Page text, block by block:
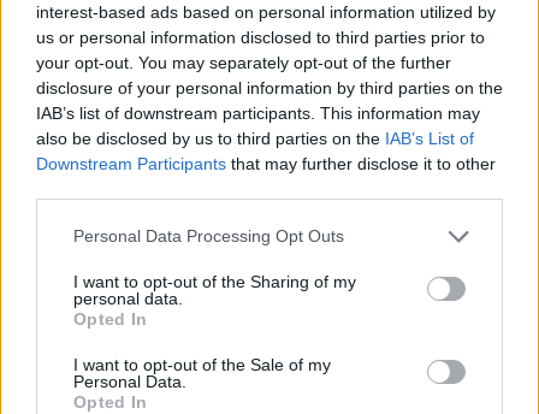
interest-based ads based on personal information utilized by
us or personal information disclosed to third parties prior to
your opt-out. You may separately opt-out of the further
disclosure of your personal information by third parties on the
IAB’s list of downstream participants. This information may
also be disclosed by us to third parties on the IAB’s List of
Downstream Participants that may further disclose it to other
Personal Data Processing Opt Outs
I want to opt-out of the Sharing of my
personal data.
Opted In
I want to opt-out of the Sale of my
Personal Data.
Opted In
Бегаю кв1 собираю проходки на ады и материю для апа
вещей. И вот те нате, возле входа к Гримму стоит яйцо
и куча мух, у которых иммун к обычным эскам. Даже
рыцаря на входе сложно сейчас убить из-за этих мух.
Этож кто такой умный такое придумал? Даже не начав
акцию, уже есть желание влепить минус пожирнее.
vovaalex75
Someday Author
Акция отстой.не делаю,3камня есть с акции,хватит.а
вообще продам перса.